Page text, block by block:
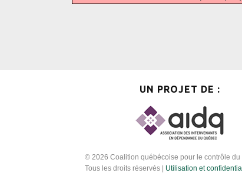
UN PROJET DE :
© 2026 Coalition québécoise pour le contrôle du
Tous les droits réservés | Utilisation et